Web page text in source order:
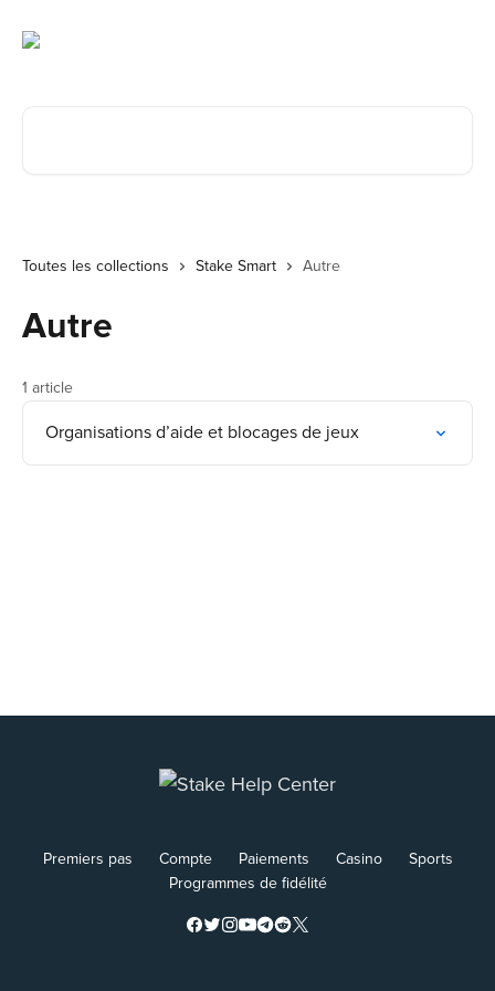
Toutes les collections Stake Smart Autre
Autre
1 article
Organisations d’aide et blocages de jeux
Premiers pas Compte Paiements Casino
Sports
Programmes de fidélité